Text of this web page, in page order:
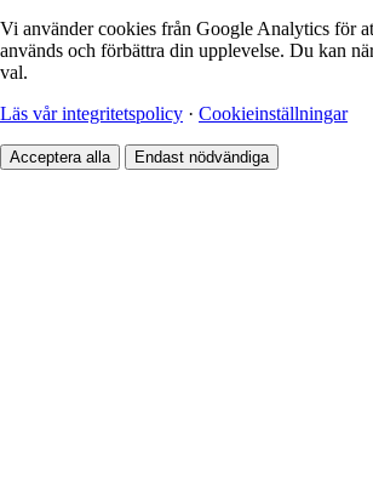
Vi använder cookies från Google Analytics för
används och förbättra din upplevelse. Du kan
val.
Läs vår integritetspolicy · Cookieinställningar
Acceptera alla Endast nödvändiga